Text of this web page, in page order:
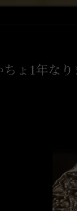
ょ1年なり